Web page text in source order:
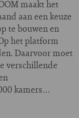
maakt het
aan een keuze
te bouwen en
het platform
Daarvoor moet
verschillende
kamers…